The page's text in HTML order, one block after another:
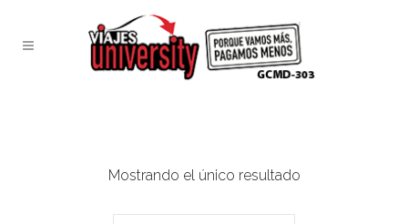
Mostrando el único resultado